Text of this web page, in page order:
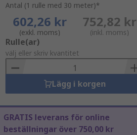
Antal (1 rulle med 30 meter)*
602,26 kr
(exkl. moms)
752,82 kr
(inkl. moms)
Add
to
Basket
Rulle(ar)
välj eller skriv kvantitet
Lägg i korgen
GRATIS leverans för online
beställningar över 750,00 kr